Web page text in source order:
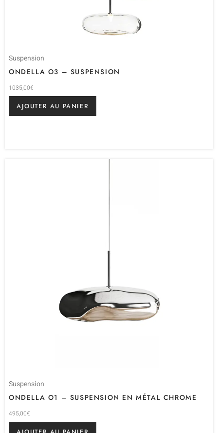
Suspension
ONDELLA O3 – SUSPENSION
1035,00€
AJOUTER AU PANIER
Suspension
ONDELLA O1 – SUSPENSION EN MÉTAL CHROME
495,00€